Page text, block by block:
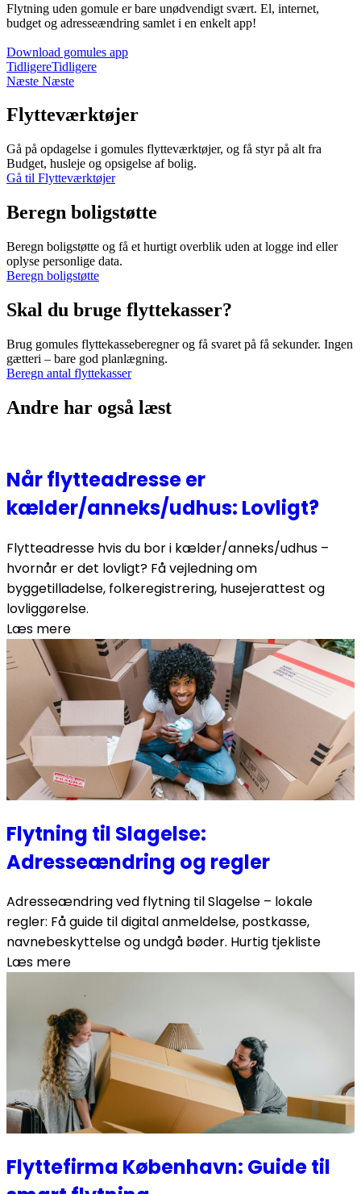
Flytning uden gomule er bare unødvendigt svært. El, internet,
budget og adresseændring samlet i en enkelt app!
Download gomules app
TidligereTidligere
Næste Næste
Flytteværktøjer
Gå på opdagelse i gomules flytteværktøjer, og få styr på alt fra
Budget, husleje og opsigelse af bolig.
Gå til Flytteværktøjer
Beregn boligstøtte
Beregn boligstøtte og få et hurtigt overblik uden at logge ind eller
oplyse personlige data.
Beregn boligstøtte
Skal du bruge flyttekasser?
Brug gomules flyttekasseberegner og få svaret på få sekunder. Ingen
gætteri – bare god planlægning.
Beregn antal flyttekasser
Andre har også læst
Når flytteadresse er
kælder/anneks/udhus: Lovligt?
Flytteadresse hvis du bor i kælder/anneks/udhus –
hvornår er det lovligt? Få vejledning om
byggetilladelse, folkeregistrering, husejerattest og
lovliggørelse.
Læs mere
Flytning til Slagelse:
Adresseændring og regler
Adresseændring ved flytning til Slagelse – lokale
regler: Få guide til digital anmeldelse, postkasse,
navnebeskyttelse og undgå bøder. Hurtig tjekliste
Læs mere
Flyttefirma København: Guide til